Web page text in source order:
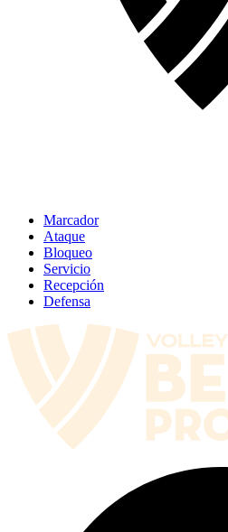
Marcador
Ataque
Bloqueo
Servicio
Recepción
Defensa